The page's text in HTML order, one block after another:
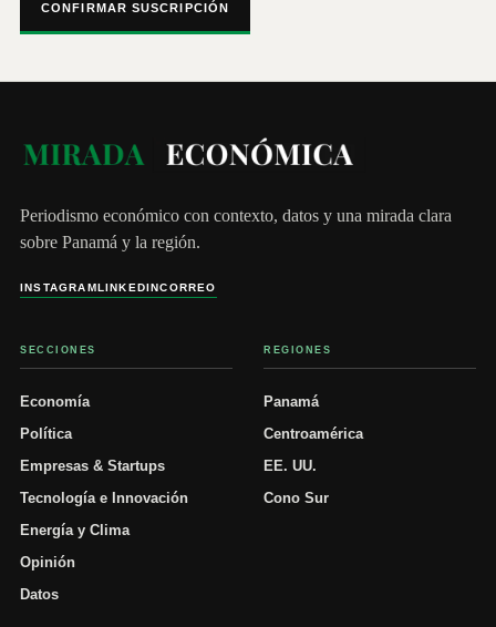
CONFIRMAR SUSCRIPCIÓN
Periodismo económico con contexto, datos y una mirada clara
sobre Panamá y la región.
INSTAGRAMLINKEDINCORREO
SECCIONES
Economía
Política
Empresas & Startups
Tecnología e Innovación
Energía y Clima
Opinión
Datos
REGIONES
Panamá
Centroamérica
EE. UU.
Cono Sur